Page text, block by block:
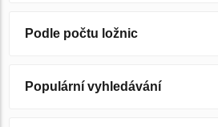
Podle počtu ložnic
Populární vyhledávání